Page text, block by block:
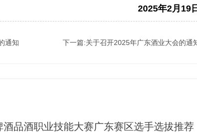
2025年2月19
通知 下一篇:关于召开2025年广东酒业大会的通
品酒职业技能大赛广东赛区选手选拔推荐